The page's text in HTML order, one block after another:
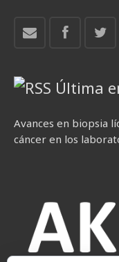
Última
Avances en biopsia
cáncer en los